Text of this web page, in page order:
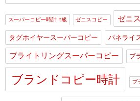
スーパーコピー時計 n級 ゼニスコピー ゼニ
タグホイヤースーパーコピー パネライ
ブライトリングスーパーコピー ブ
ブランドコピー時計 ブ